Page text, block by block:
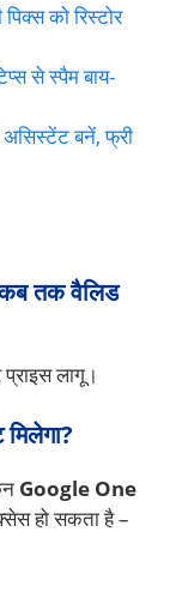
को रिस्टोर
से स्पैम बाय-
बनें, फ्री
तक वैलिड
लागू।
Google One
हो सकता है –